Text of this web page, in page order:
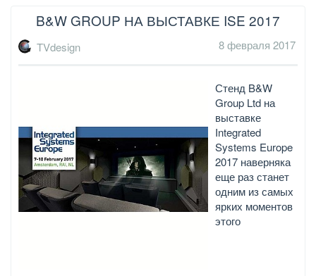
B&W GROUP НА ВЫСТАВКЕ ISE 2017
TVdesign 8 февраля 2017
Стенд B&W
Group Ltd на
выставке
Integrated
Systems Europe
2017 наверняка
еще раз станет
одним из самых
ярких моментов
этого